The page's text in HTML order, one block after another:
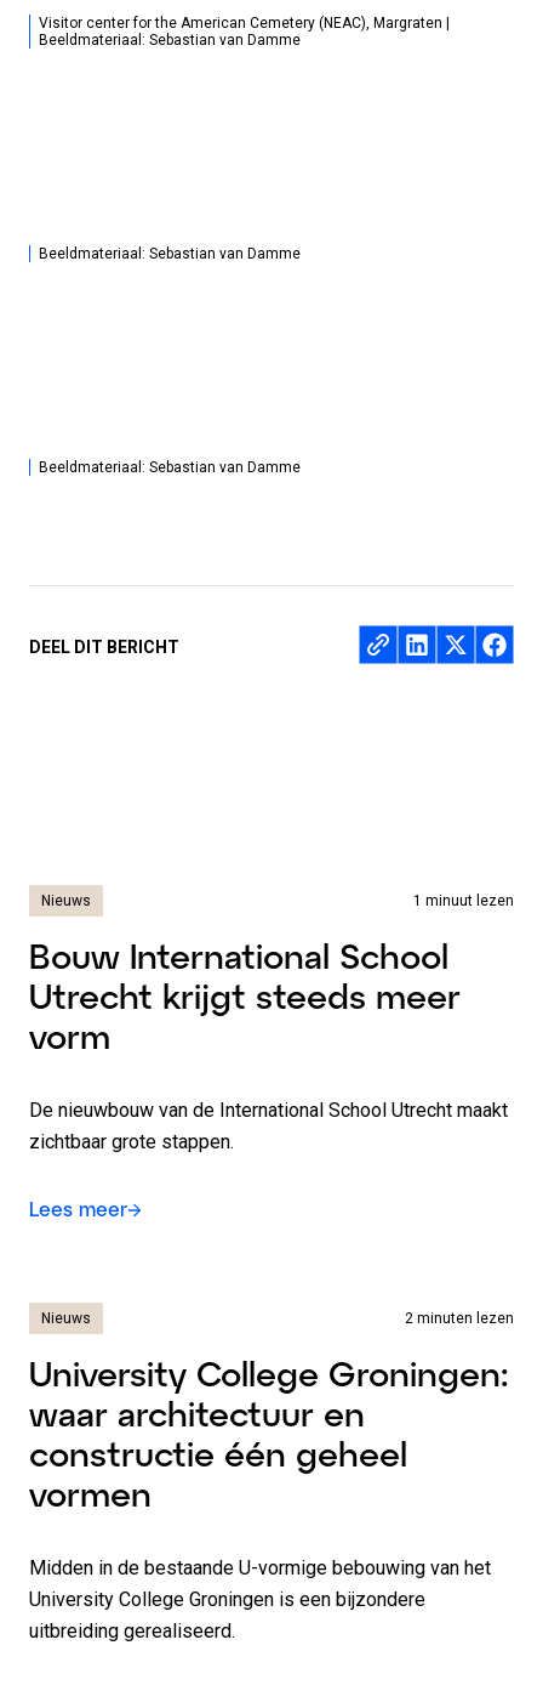
Visitor center for the American Cemetery (NEAC), Margraten |
Beeldmateriaal: Sebastian van Damme
Beeldmateriaal: Sebastian van Damme
Beeldmateriaal: Sebastian van Damme
DEEL DIT BERICHT Deel
Nieuws 1 minuut lezen
Bouw International School
Utrecht krijgt steeds meer
vorm
De nieuwbouw van de International School Utrecht maakt
zichtbaar grote stappen.
Lees meer
Nieuws 2 minuten lezen
University College Groningen:
waar architectuur en
constructie één geheel
vormen
Midden in de bestaande U-vormige bebouwing van het
University College Groningen is een bijzondere
uitbreiding gerealiseerd.